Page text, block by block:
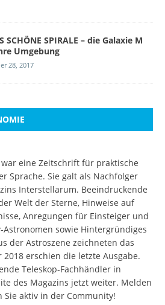
SCHÖNE SPIRALE – die Galaxie M
Umgebung
28, 2017
eine Zeitschrift für praktische
Sprache. Sie galt als Nachfolger
Interstellarum. Beeindruckende
Welt der Sterne, Hinweise auf
Anregungen für Einsteiger und
sowie Hintergründiges
der Astroszene zeichneten das
2018 erschien die letzte Ausgabe.
Teleskop-Fachhändler in
des Magazins jetzt weiter. Melden
Sie aktiv in der Community!